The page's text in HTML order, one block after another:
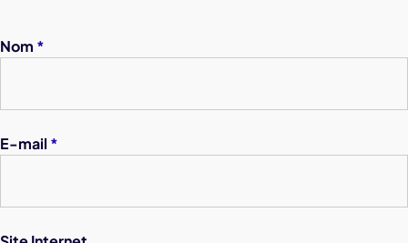
Nom *
E-mail *